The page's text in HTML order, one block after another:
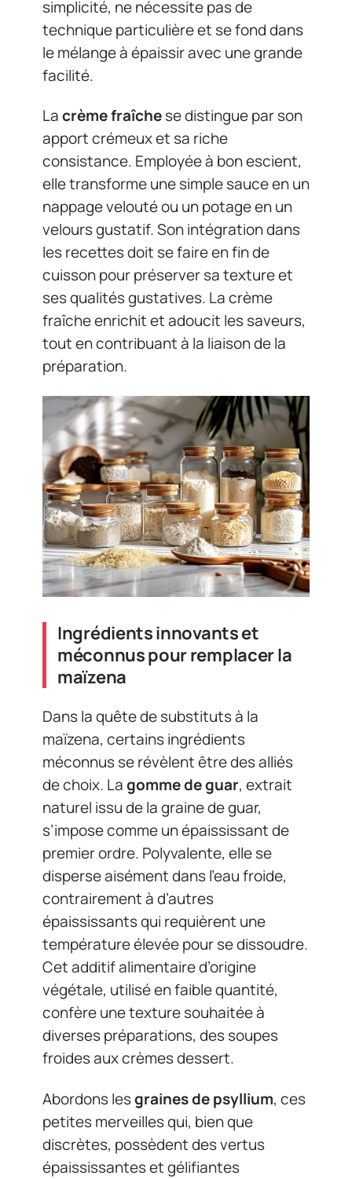
simplicité, ne nécessite pas de
technique particulière et se fond dans
le mélange à épaissir avec une grande
facilité.
Lacrème fraîchese distingue par son
apport crémeux et sa riche
consistance. Employée à bon escient,
elle transforme une simple sauce en un
nappage velouté ou un potage en un
velours gustatif. Son intégration dans
les recettes doit se faire en fin de
cuisson pour préserver sa texture et
ses qualités gustatives. La crème
fraîche enrichit et adoucit les saveurs,
tout en contribuant à la liaison de la
préparation.
Ingrédients innovants et
méconnus pour remplacer la
maïzena
Dans la quête de substituts à la
maïzena, certains ingrédients
méconnus se révèlent être des alliés
de choix. Lagomme de guar, extrait
naturel issu de la graine de guar,
s’impose comme un épaississant de
premier ordre. Polyvalente, elle se
disperse aisément dans l’eau froide,
contrairement à d’autres
épaississants qui requièrent une
température élevée pour se dissoudre.
Cet additif alimentaire d’origine
végétale, utilisé en faible quantité,
confère une texture souhaitée à
diverses préparations, des soupes
froides aux crèmes dessert.
Abordons lesgraines de psyllium, ces
petites merveilles qui, bien que
discrètes, possèdent des vertus
épaississantes et gélifiantes